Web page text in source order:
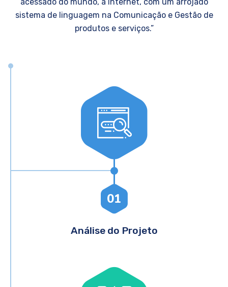
sistema de linguagem na Comunicação e Gestão de
produtos e serviços.”
01
Análise do Projeto